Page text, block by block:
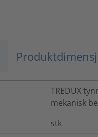
TREDUX
mekanisk
stk